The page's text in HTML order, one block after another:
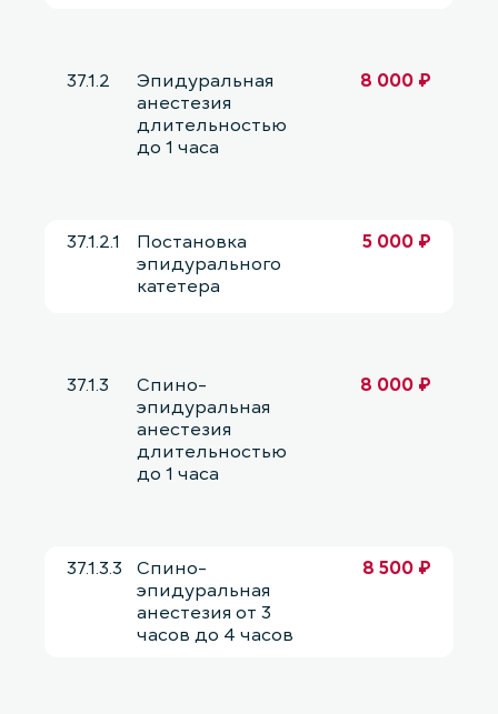
37.1.2
Эпидуральная
анестезия
длительностью
до 1 часа
8 000 ₽
37.1.2.1
Постановка
эпидурального
катетера
5 000 ₽
37.1.3
Спино-
эпидуральная
анестезия
длительностью
до 1 часа
8 000 ₽
37.1.3.3
Спино-
эпидуральная
анестезия от 3
часов до 4 часов
8 500 ₽